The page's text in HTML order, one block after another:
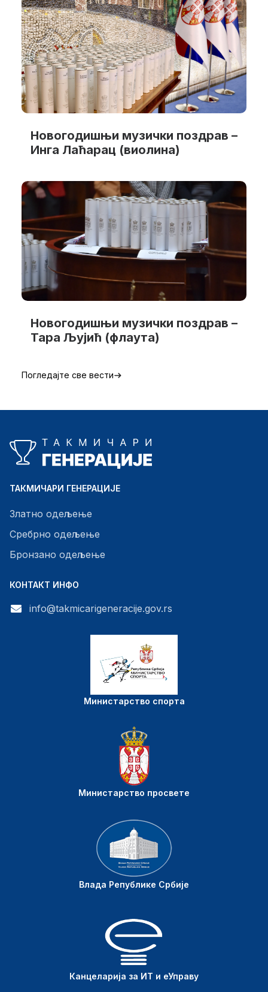
Новогодишњи музички поздрав –
Инга Лаћарац (виолина)
Новогодишњи музички поздрав –
Тара Љујић (флаута)
Погледајте све вести
ТАКМИЧАРИ ГЕНЕРАЦИЈЕ
Златно одељење
Сребрно одељење
Бронзано одељење
КОНТАКТ ИНФО
info@takmicarigeneracije.gov.rs
Министарство спорта
Министарство просвете
Влада Републике Србије
Канцеларија за ИТ и еУправу